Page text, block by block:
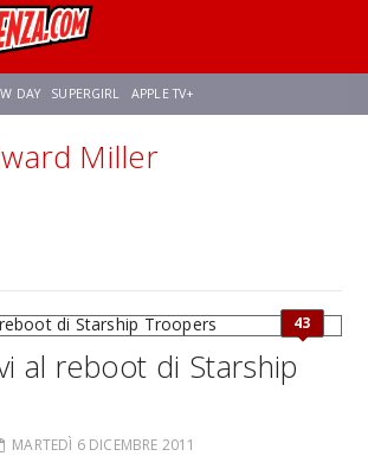
DAY SUPERGIRL APPLE TV+
ZENDAYA STAR TREK
Miller
43
al reboot di Starship
MARTEDÌ 6 DICEMBRE 2011